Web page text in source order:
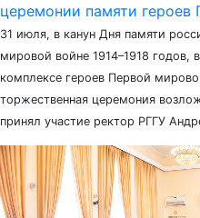
церемонии памяти
31 июля, в канун Дня памяти
мировой войне 1914–1918
комплексе героев Первой
торжественная церемония
принял участие ректор РГГУ